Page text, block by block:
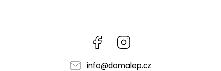
Facebook
info@domalep.cz